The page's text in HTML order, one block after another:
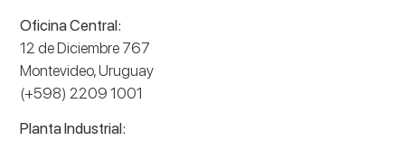
Oficina Central:
12 de Diciembre 767
Montevideo, Uruguay
(+598) 2209 1001
Planta Industrial: